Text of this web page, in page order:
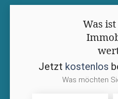
Was
Jetzt kostenlos
Was möchten